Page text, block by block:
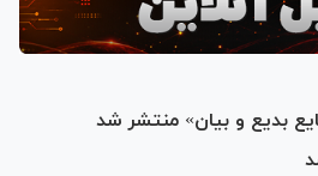
بدیع و بیان» منتشر شد